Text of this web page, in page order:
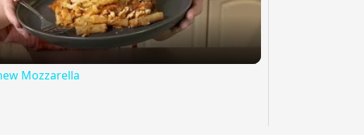
Mozzarella